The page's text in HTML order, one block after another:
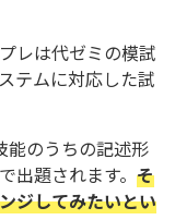
レは代ゼミの模試
テムに対応した試
能のうちの記述形
題されます。 そ
ジしてみたいとい